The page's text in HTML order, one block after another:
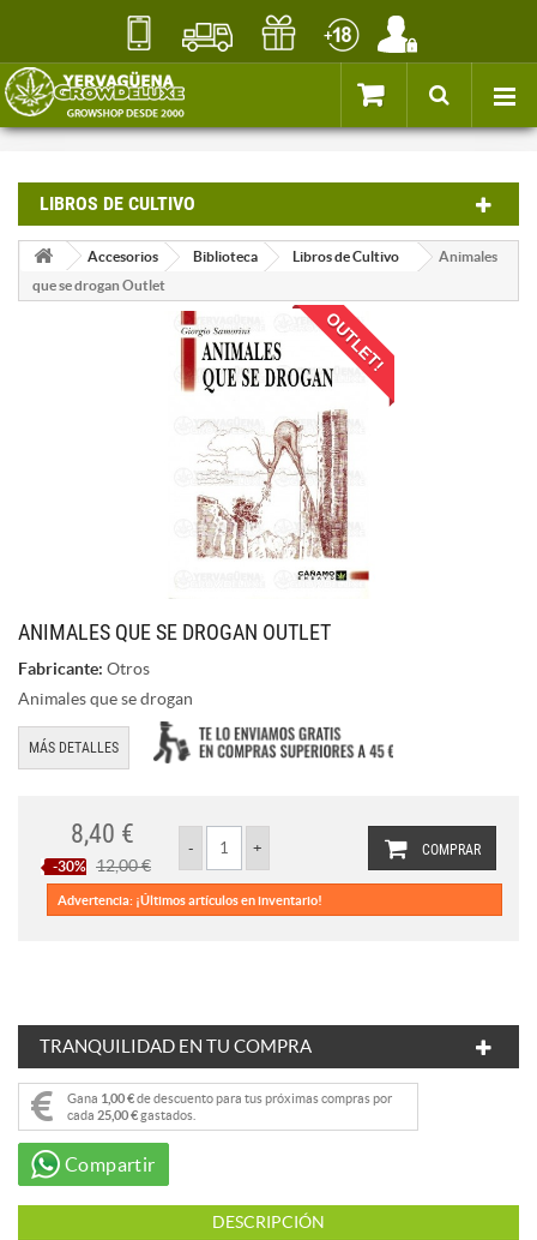
LIBROS DE CULTIVO
Accesorios Biblioteca Libros de Cultivo
Animales
que se drogan Outlet
OUTLET!
ANIMALES QUE SE DROGAN OUTLET
Fabricante: Otros
Animales que se drogan
MÁS DETALLES
8,40 €
-30% 12,00 €
COMPRAR
Advertencia: ¡Últimos artículos en inventario!
TRANQUILIDAD EN TU COMPRA
Gana 1,00 €de descuento para tus próximas compras por
cada 25,00 €gastados.
Compartir
DESCRIPCIÓN